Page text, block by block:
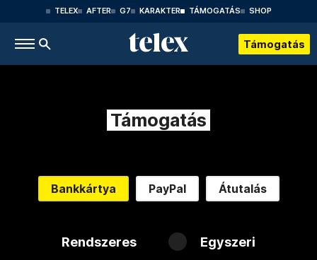
TELEX AFTER G7 KARAKTER TÁMOGATÁS SHOP
Támogatás
Támogatás
Bankkártya PayPal Átutalás
Rendszeres Egyszeri